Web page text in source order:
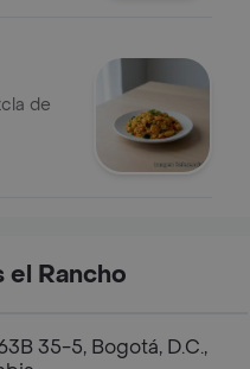
de
el Rancho
35-5, Bogotá, D.C.,